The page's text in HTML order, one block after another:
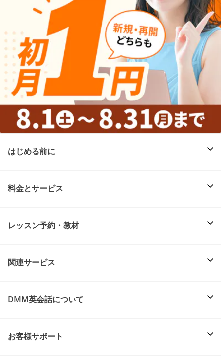
はじめる前に
料金とサービス
レッスン予約・教材
関連サービス
DMM英会話について
お客様サポート